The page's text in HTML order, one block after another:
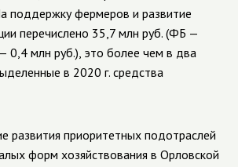
поддержку фермеров и развитие
перечислено 35,7 млн руб. (ФБ —
0,4 млн руб.), это более чем в два
в 2020 г. средства
развития приоритетных подотраслей
форм хозяйствования в Орловской